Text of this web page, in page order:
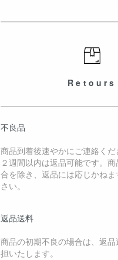
Retours
不良品
商品到着後速やかにご連絡く
２週間以内は返品可能です。
合を除き、返品には応じかね
さい。
返品送料
商品の初期不良の場合は、返
担いたします。